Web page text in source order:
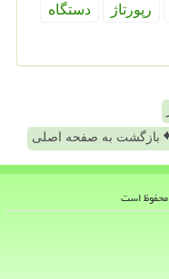
رپورتاژ
دستگاه
بازگشت به صفحه اصلی